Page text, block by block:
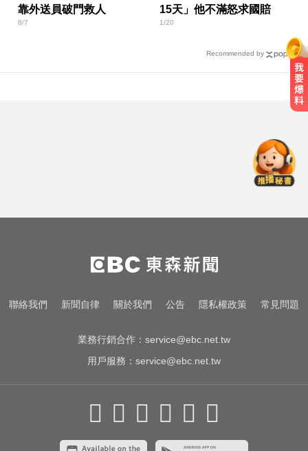
靠外送員破門救人
8/7
15天」他不滿怒求國賠
1/20
Recommended by
課標準」
比竹科還大！馬斯克喊打造「地球
最大建築」 亮點一次看
女藝人遭經紀人「車內侵犯」 錄音
聯絡我們 新聞自律 關於我們 公告 隱私權政策 常見問題
業務行銷合作： service@ebc.net.tw
用戶服務： service@ebc.net.tw